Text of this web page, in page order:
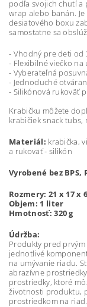
podľa svojich chutí a
wrap alebo banán.
desiatového boxu
samostatne sa
- Vhodný pre deti od
- Flexibilné viečko
- Vyberateľná
- Jednoduché
- Silikónová rukoväť
Krabičku môžete
krabičiek snack
Materiál: krabička,
a rukoväť - silikón
Vyrobené bez BPS,
Rozmery: 21 x 17 x
Objem: 1 liter
Hmotnosť: 320 g
Údržba:
Produkty pred
jednotlivé
na umývanie riadu.
abrazívne
prostriedky, ktoré
životnosti produktu,
prostriedkom na riad.